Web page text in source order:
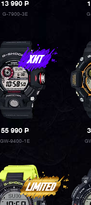
13 990P
G-7900-3E
55 990P
GW-9400-1E